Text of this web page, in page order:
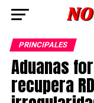
PRINCIPALES
Aduanas
recupera